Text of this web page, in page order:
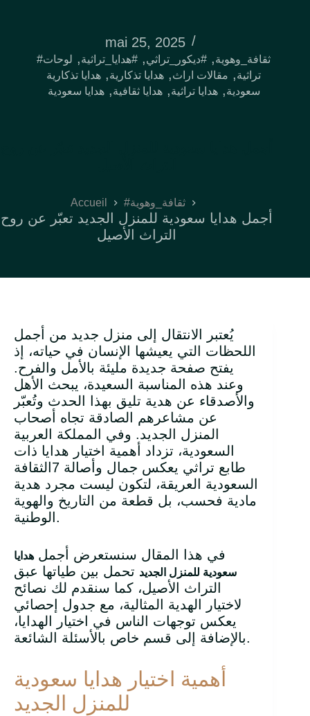
mai 25, 2025
#ثقافة_وهوية, #ديكور_تراثي, #هدايا_تراثية, لوحات
تراثية, مقالات اراث, هدايا تذكارية, هدايا تذكارية
سعودية,هدايا تراثية,هدايا ثقافية,هدايا سعودية
Accueil #ثقافة_وهوية
أجمل هدايا سعودية للمنزل الجديد تعبّر عن روح
التراث الأصيل
يُعتبر الانتقال إلى منزل جديد من أجمل
اللحظات التي يعيشها الإنسان في حياته، إذ
يفتح صفحة جديدة مليئة بالأمل والفرح.
وعند هذه المناسبة السعيدة، يبحث الأهل
والأصدقاء عن هدية تليق بهذا الحدث وتُعبّر
عن مشاعرهم الصادقة تجاه أصحاب
المنزل الجديد. وفي المملكة العربية
السعودية، تزداد أهمية اختيار هدايا ذات
طابع تراثي يعكس جمال وأصالة 7الثقافة
السعودية العريقة، لتكون ليست مجرد هدية
مادية فحسب، بل قطعة من التاريخ والهوية
الوطنية.
في هذا المقال سنستعرض أجمل هدايا
سعودية للمنزل الجديد تحمل بين طياتها عبق
التراث الأصيل، كما سنقدم لك نصائح
لاختيار الهدية المثالية، مع جدول إحصائي
يعكس توجهات الناس في اختيار الهدايا،
بالإضافة إلى قسم خاص بالأسئلة الشائعة.
أهمية اختيار هدايا سعودية
للمنزل الجديد